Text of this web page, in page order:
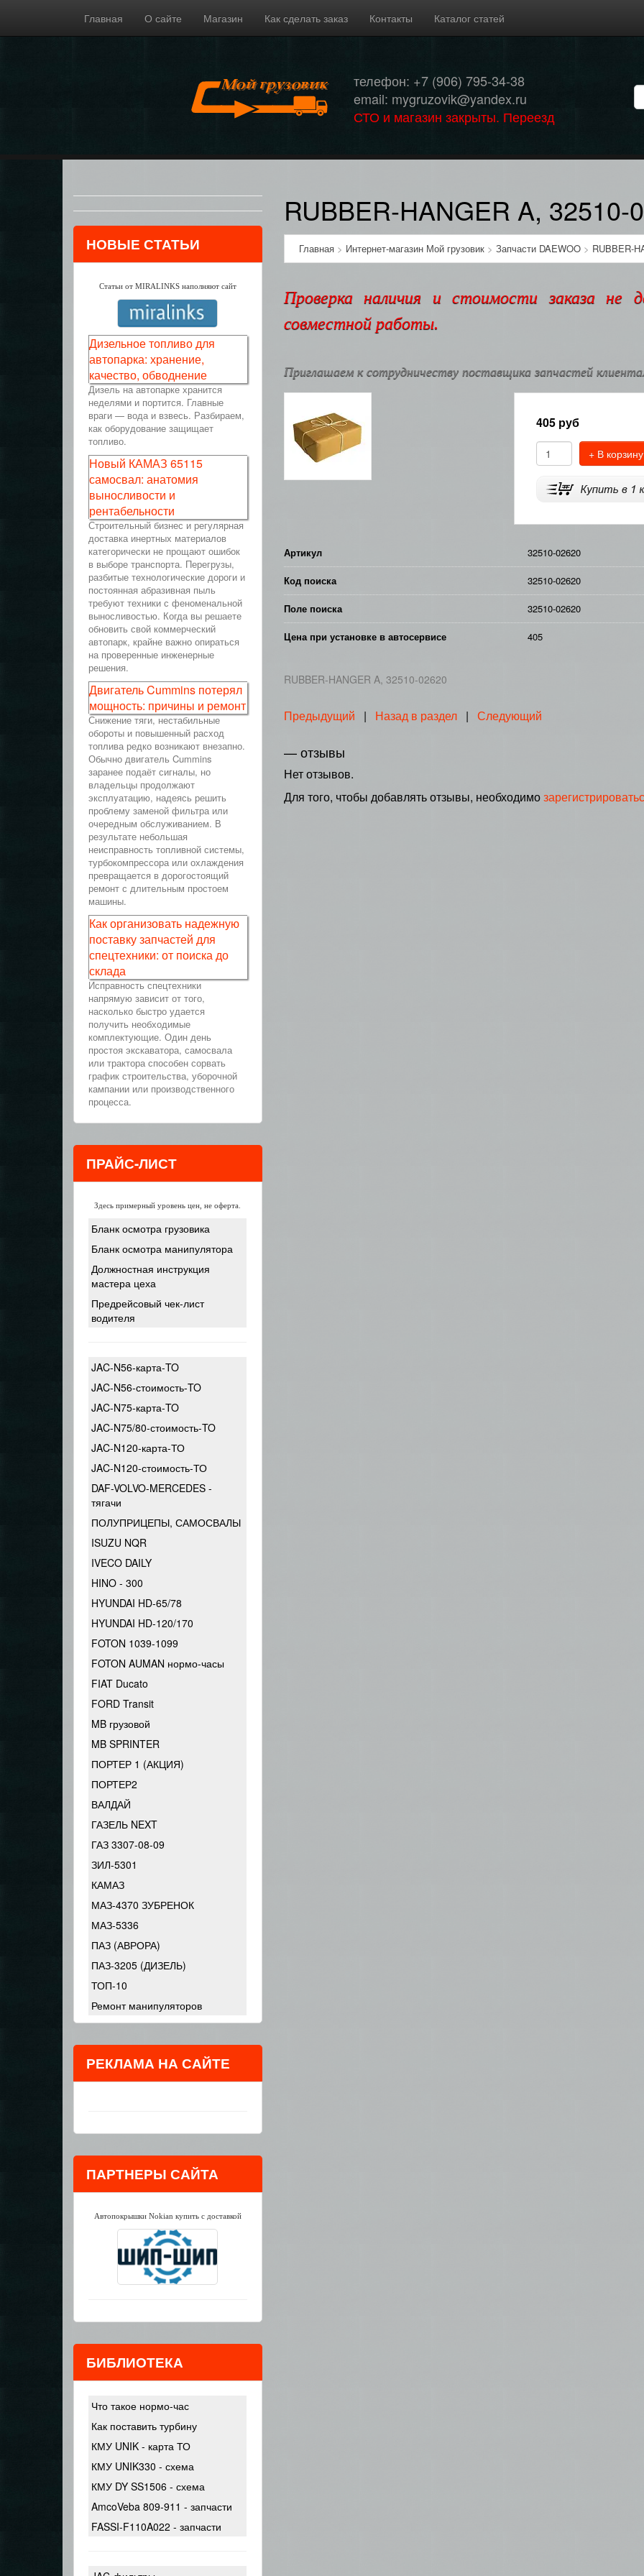
Главная О сайте Магазин Как сделать заказ Контакты Каталог статей
телефон: +7 (906) 795-34-38
email: mygruzovik@yandex.ru
СТО и магазин закрыты. Переезд
RUBBER-HANGER A, 32510-
Главная> Интернет-магазин Мой грузовик> Запчасти DAEWOO> RUBBER-
Проверка наличия и стоимости заказа не
совместной работы.
Приглашаем к сотрудничеству поставщика запчастей
405руб
+ В корзину
Артикул 32510-02620
Код поиска 32510-02620
Поле поиска 32510-02620
Цена при установке в автосервисе 405
RUBBER-HANGER A, 32510-02620
Предыдущий | Назад в раздел| Следующий
— отзывы
Нет отзывов.
Для того, чтобы добавлять отзывы, необходимо
НОВЫЕ СТАТЬИ
Статьи от MIRALINKS наполняют сайт
Дизельное топливо для
автопарка: хранение,
качество, обводнение
Дизель на автопарке хранится
неделями и портится. Главные
враги — вода и взвесь. Разбираем,
как оборудование защищает
топливо.
Новый КАМАЗ 65115
самосвал: анатомия
выносливости и
рентабельности
Строительный бизнес и регулярная
доставка инертных материалов
категорически не прощают ошибок
в выборе транспорта. Перегрузы,
разбитые технологические дороги и
постоянная абразивная пыль
требуют техники с феноменальной
выносливостью. Когда вы решаете
обновить свой коммерческий
автопарк, крайне важно опираться
на проверенные инженерные
решения.
Двигатель Cummins потерял
мощность: причины и ремонт
Снижение тяги, нестабильные
обороты и повышенный расход
топлива редко возникают внезапно.
Обычно двигатель Cummins
заранее подаёт сигналы, но
владельцы продолжают
эксплуатацию, надеясь решить
проблему заменой фильтра или
очередным обслуживанием. В
результате небольшая
неисправность топливной системы,
турбокомпрессора или охлаждения
превращается в дорогостоящий
ремонт с длительным простоем
машины.
Как организовать надежную
поставку запчастей для
спецтехники: от поиска до
склада
Исправность спецтехники
напрямую зависит от того,
насколько быстро удается
получить необходимые
комплектующие. Один день
простоя экскаватора, самосвала
или трактора способен сорвать
график строительства, уборочной
кампании или производственного
процесса.
ПРАЙС-ЛИСТ
Здесь примерный уровень цен, не оферта.
Бланк осмотра грузовика
Бланк осмотра манипулятора
Должностная инструкция
мастера цеха
Предрейсовый чек-лист
водителя
JAC-N56-карта-TO
JAC-N56-стоимость-TO
JAC-N75-карта-TO
JAC-N75/80-стоимость-TO
JAC-N120-карта-ТО
JAC-N120-стоимость-ТО
DAF-VOLVO-MERCEDES -
тягачи
ПОЛУПРИЦЕПЫ, САМОСВАЛЫ
ISUZU NQR
IVECO DAILY
HINO - 300
HYUNDAI HD-65/78
HYUNDAI HD-120/170
FOTON 1039-1099
FOTON AUMAN нормо-часы
FIAT Ducato
FORD Transit
MB грузовой
MB SPRINTER
ПОРТЕР 1 (АКЦИЯ)
ПОРТЕР2
ВАЛДАЙ
ГАЗЕЛЬ NEXT
ГАЗ 3307-08-09
ЗИЛ-5301
КАМАЗ
МАЗ-4370 ЗУБРЕНОК
МАЗ-5336
ПАЗ (АВРОРА)
ПАЗ-3205 (ДИЗЕЛЬ)
ТОП-10
Ремонт манипуляторов
РЕКЛАМА НА САЙТЕ
ПАРТНЕРЫ САЙТА
Автопокрышки Nokian купить с доставкой
БИБЛИОТЕКА
Что такое нормо-час
Как поставить турбину
КМУ UNIK - карта ТО
КМУ UNIK330 - схема
КМУ DY SS1506 - схема
AmcoVeba 809-911 - запчасти
FASSI-F110A022 - запчасти